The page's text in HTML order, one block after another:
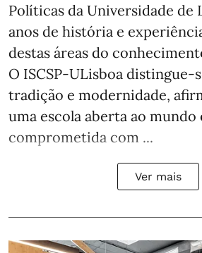
Políticas da Universidade de
anos de história e
destas áreas do
O ISCSP-ULisboa distingue-
tradição e modernidade,
uma escola aberta ao
comprometida com ...
Ver mais